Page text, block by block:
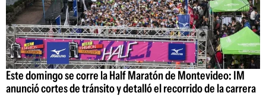
Este domingo se corre la Half Maratón de Montevideo: IM
anunció cortes de tránsito y detalló el recorrido de la carrera